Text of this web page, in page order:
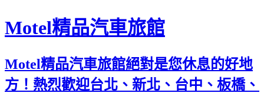
Motel精品汽車旅館
Motel精品汽車旅館絕對是您休息的好地
方！熱烈歡迎台北、新北、台中、板橋、